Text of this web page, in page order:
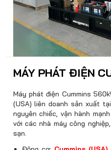
MÁY PHÁT ĐIỆN
Máy phát điện Cummins
(USA) liên doanh sản xuất
nguyên chiếc, vận hành
với các nhà máy công
sạn.